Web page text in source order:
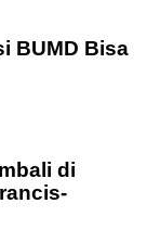
BUMD Bisa
di